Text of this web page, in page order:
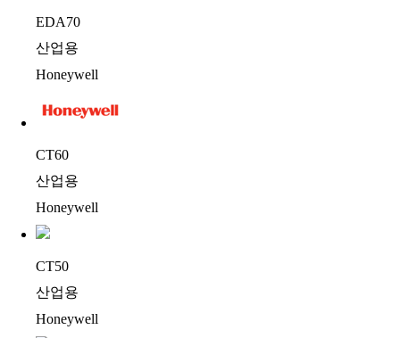
EDA70
산업용
Honeywell
CT60
산업용
Honeywell
CT50
산업용
Honeywell